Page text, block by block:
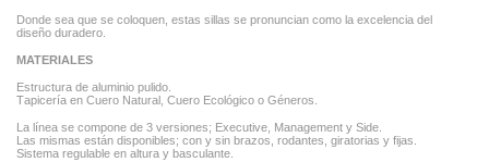
Donde sea que se coloquen, estas sillas se pronuncian como la excelencia del
diseño duradero.
MATERIALES
Estructura de aluminio pulido.
Tapicería en Cuero Natural, Cuero Ecológico o Géneros.
La línea se compone de 3 versiones; Executive, Management y Side.
Las mismas están disponibles; con y sin brazos, rodantes, giratorias y fijas.
Sistema regulable en altura y basculante.